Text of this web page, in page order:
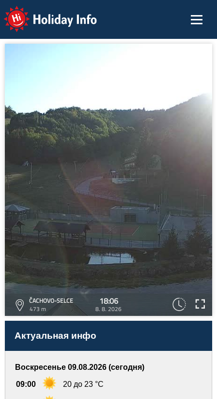
Holiday Info
ČACHOVO-SELCE
473 m
18:06
8. 8. 2026
Актуальная инфо
Воскресенье 09.08.2026 (сегодня)
09:00 20 до 23 °C